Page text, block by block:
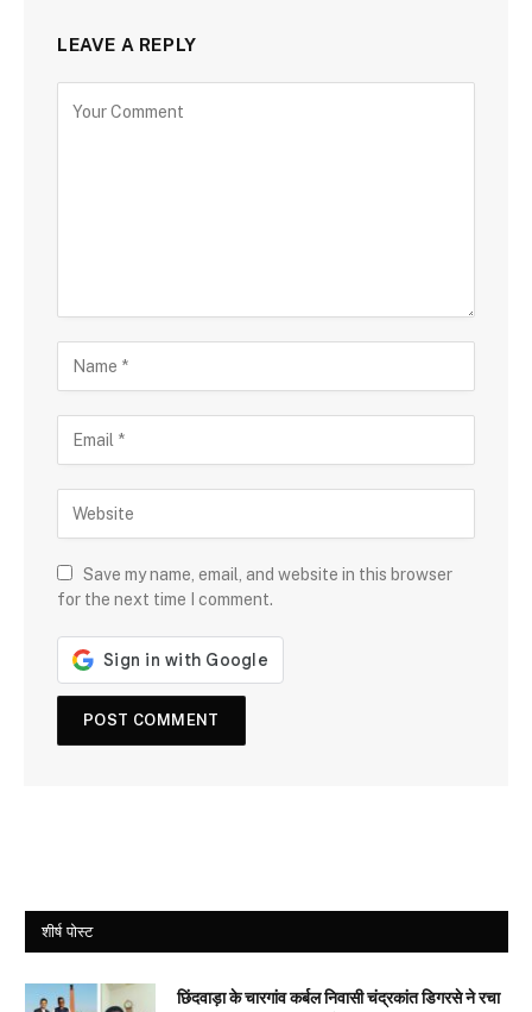
LEAVE A REPLY
Save my name, email, and website in this browser
for the next time I comment.
शीर्ष पोस्ट
छिंदवाड़ा के चारगांव कर्बल निवासी चंद्रकांत डिगरसे ने रचा